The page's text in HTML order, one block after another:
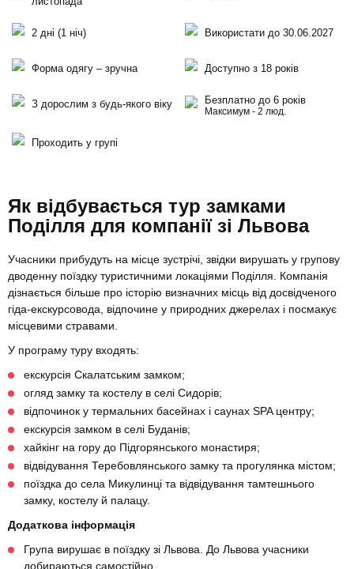
2 дні (1 ніч) Використати до 30.06.2027
Форма одягу – зручна Доступно з 18 років
З дорослим з будь-якого віку Безплатно до 6 років
Максимум - 2 люд.
Проходить у групі
Як відбувається тур замками
Поділля для компанії зі Львова
Учасники прибудуть на місце зустрічі, звідки вирушать у групову
дводенну поїздку туристичними локаціями Поділля. Компанія
дізнається більше про історію визначних місць від досвідченого
гіда-екскурсовода, відпочине у природних джерелах і посмакує
місцевими стравами.
У програму туру входять:
екскурсія Скалатським замком;
огляд замку та костелу в селі Сидорів;
відпочинок у термальних басейнах і саунах SPA центру;
екскурсія замком в селі Буданів;
хайкінг на гору до Підгорянського монастиря;
відвідування Теребовлянського замку та прогулянка містом;
поїздка до села Микулинці та відвідування тамтешнього
замку, костелу й палацу.
Додаткова інформація
Група вирушає в поїздку зі Львова. До Львова учасники
добираються самостійно.